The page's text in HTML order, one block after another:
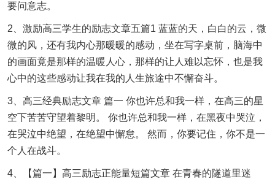
要问意志。
2、激励高三学生的励志文章五篇1 蓝蓝的天，白白的云，微
微的风，还有我内心那暖暖的感动，坐在写字桌前，脑海中
的画面竟是那样的温暖人心，那样的让人难以忘怀，也是我
心中的这些感动让我在我的人生旅途中不懈奋斗。
3、高三经典励志文章 篇一 你也许总和我一样，在高三的星
空下苦苦守望着黎明。 你也许总和我一样，在黑夜中哭泣，
在哭泣中绝望，在绝望中懈怠。 然而，你要记住，你不是一
个人在战斗。
4、【篇一】高三励志正能量短篇文章 在青春的隧道里迷